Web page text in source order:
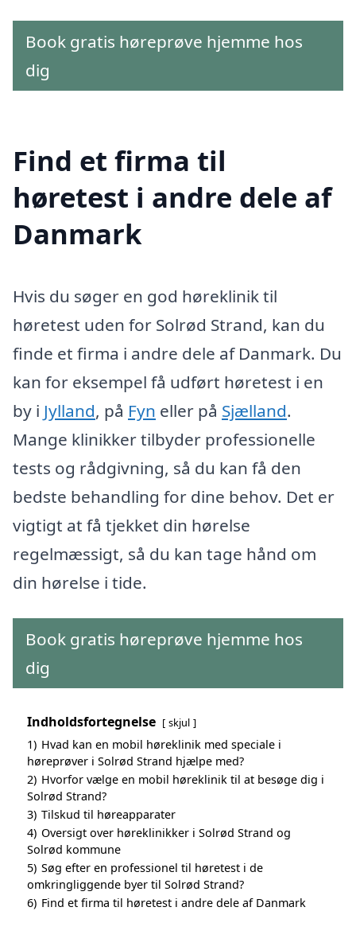
Book gratis høreprøve hjemme hos
dig
Find et firma til
høretest i andre dele af
Danmark
Hvis du søger en god høreklinik til
høretest uden for Solrød Strand, kan du
finde et firma i andre dele af Danmark. Du
kan for eksempel få udført høretest i en
by i Jylland, på Fyn eller på Sjælland.
Mange klinikker tilbyder professionelle
tests og rådgivning, så du kan få den
bedste behandling for dine behov. Det er
vigtigt at få tjekket din hørelse
regelmæssigt, så du kan tage hånd om
din hørelse i tide.
Book gratis høreprøve hjemme hos
dig
Indholdsfortegnelse skjul
1) Hvad kan en mobil høreklinik med speciale i
høreprøver i Solrød Strand hjælpe med?
2) Hvorfor vælge en mobil høreklinik til at besøge dig i
Solrød Strand?
3) Tilskud til høreapparater
4) Oversigt over høreklinikker i Solrød Strand og
Solrød kommune
5) Søg efter en professionel til høretest i de
omkringliggende byer til Solrød Strand?
6) Find et firma til høretest i andre dele af Danmark